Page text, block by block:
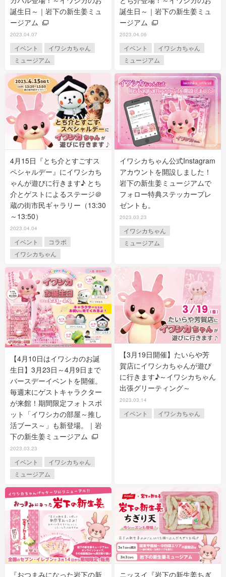
誕生日～｜岩下の新生姜ミュ
ージアム
2023.04.07
イベント
イワシカちゃん
ミュージアム
誕生日～｜岩下の新生姜ミュ
ージアム
2023.04.06
イベント
イワシカちゃん
ミュージアム
4月15日『とち介とすごすス
ペシャルデー』にイワシカち
ゃんが遊びに行きます♪ とち
介とゲストによるステージ＠
蔵の街市民ギャラリー（13:30
～13:50）
2023.04.04
イベント
コラボ
イワシカちゃん
イワシカちゃん公式Instagram
アカウントを開設しました！
岩下の新生姜ミュージアムで
フォロー特典ステッカープレ
ゼントも。
2023.03.23
イワシカちゃん
ミュージアム
【4月10日はイワシカのお誕
生日】3月23日～4月9日まで
バースデーイベントを開催。
毎週末にゲストキャラクター
が来館！期間限定フォトスポ
ット「イワシカの部屋～推し
活ブース～」も新登場。｜岩
下の新生姜ミュージアム
2023.03.23
イベント
イワシカちゃん
ミュージアム
【3月19日開催】たいらや芳
賀店にイワシカちゃんが遊び
に行きます♪～イワシカちゃん
出張グリーティング～
2023.03.14
イベント イワシカちゃん
『おつまみになった岩下の新
ニッスイ『岩下の新生姜ちぎ